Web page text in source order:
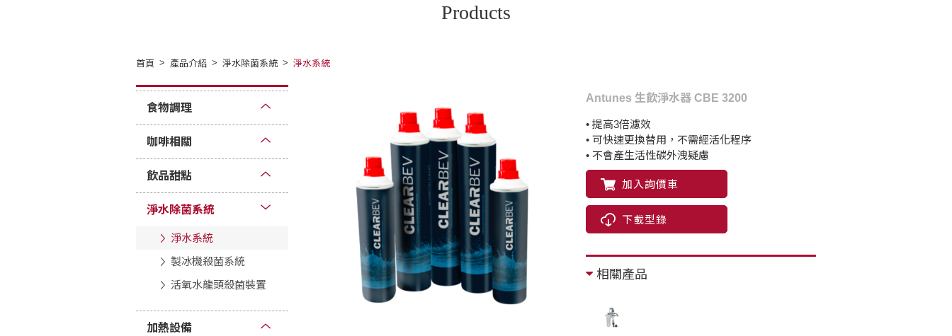
Products
首頁 產品介紹 淨水除菌系統 淨水系統
食物調理
咖啡相關
飲品甜點
淨水除菌系統
淨水系統
製冰機殺菌系統
活氧水龍頭殺菌裝置
加熱設備
Antunes 生飲淨水器 CBE 3200
• 提高3倍濾效
• 可快速更換替用，不需經活化程序
• 不會產生活性碳外洩疑慮
加入詢價車
下載型錄
相關產品